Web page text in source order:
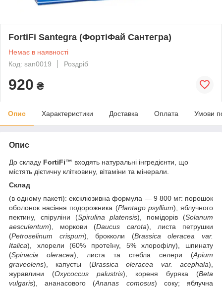
FortiFi Santegra (ФортіФай Сантегра)
Немає в наявності
Код: san0019
Роздріб
920 ₴
Опис Характеристики Доставка Оплата Умови
Опис
До складу FortiFi™ входять натуральні інгредієнти, що
містять дієтичну клітковину, вітаміни та мінерали.
Склад
(в одному пакеті): ексклюзивна формула — 9 800 мг: порошок
оболонок насіння подорожника (Plantago psyllium), яблучного
пектину, спіруліни (Spirulina platensis), помідорів (Solanum
aesculentum), моркови (Daucus carota), листа петрушки
(Petroselinum crispum), брокколи (Brassica oleracea var.
Italica), хлорели (60% протеїну, 5% хлорофілу), шпинату
(Spinacia oleracea), листа та стебла селери (Apium
graveolens), капусты (Brassica oleracea var. acephala),
журавлини (Oxycoccus palustris), кореня буряка (Beta
vulgaris), ананасового (Ananas comosus) соку; яблучна